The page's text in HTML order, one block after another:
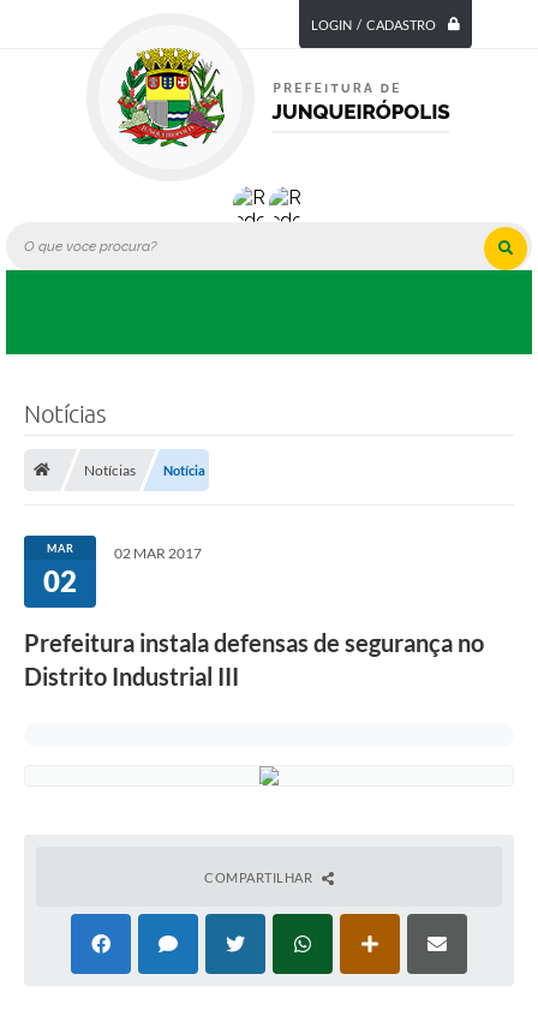
LOGIN / CADASTRO
Notícias
Notícias Notícia
MAR
02
02 MAR 2017
Prefeitura instala defensas de segurança no
Distrito Industrial III
COMPARTILHAR